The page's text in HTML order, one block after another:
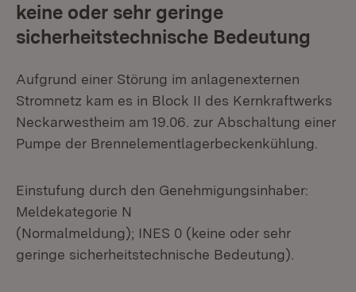
keine oder sehr geringe
sicherheitstechnische Bedeutung
Aufgrund einer Störung im anlagenexternen
Stromnetz kam es in Block II des Kernkraftwerks
Neckarwestheim am 19.06. zur Abschaltung einer
Pumpe der Brennelementlagerbeckenkühlung.
Einstufung durch den Genehmigungsinhaber:
Meldekategorie N
(Normalmeldung); INES 0 (keine oder sehr
geringe sicherheitstechnische Bedeutung).